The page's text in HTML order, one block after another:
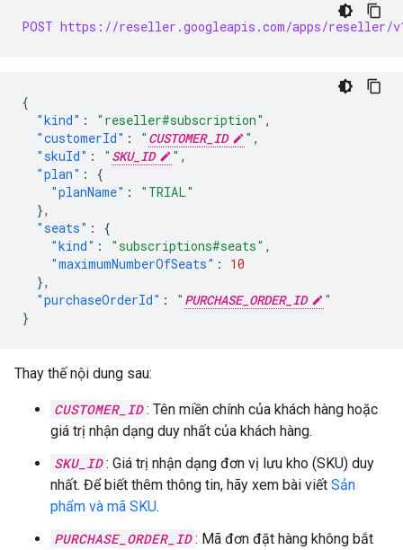
POST https://reseller.googleapis.com/apps/reseller/
{
"kind" : "reseller#subscription" ,
"customerId" : " CUSTOMER_ID " ,
"skuId" : " SKU_ID " ,
"plan" :
{
"planName" :
"TRIAL"
},
"seats" :
{
"kind" : "subscriptions#seats" ,
"maximumNumberOfSeats" :
10
},
"purchaseOrderId" : " PURCHASE_ORDER_ID
"
}
Thay thế nội dung sau:
CUSTOMER_ID : Tên miền chính của khách hàng hoặc
giá trị nhận dạng duy nhất của khách hàng.
SKU_ID : Giá trị nhận dạng đơn vị lưu kho (SKU) duy
nhất. Để biết thêm thông tin, hãy xem bài viết Sản
phẩm và mã SKU.
PURCHASE_ORDER_ID : Mã đơn đặt hàng không bắt